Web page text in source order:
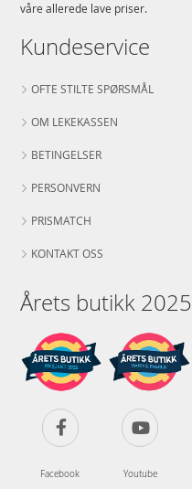
våre allerede lave priser.
Kundeservice
OFTE STILTE SPØRSMÅL
OM LEKEKASSEN
BETINGELSER
PERSONVERN
PRISMATCH
KONTAKT OSS
Årets butikk 2025
Facebook Youtube